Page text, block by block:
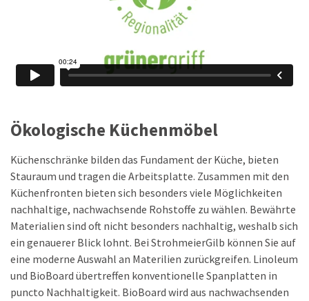
Ökologische Küchenmöbel
Küchenschränke bilden das Fundament der Küche, bieten
Stauraum und tragen die Arbeitsplatte. Zusammen mit den
Küchenfronten bieten sich besonders viele Möglichkeiten
nachhaltige, nachwachsende Rohstoffe zu wählen. Bewährte
Materialien sind oft nicht besonders nachhaltig, weshalb sich
ein genauerer Blick lohnt. Bei StrohmeierGilb können Sie auf
eine moderne Auswahl an Materilien zurückgreifen. Linoleum
und BioBoard übertreffen konventionelle Spanplatten in
puncto Nachhaltigkeit. BioBoard wird aus nachwachsenden